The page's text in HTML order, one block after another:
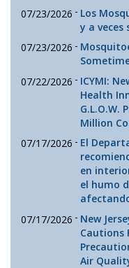
07/23/2026 - Los
y a veces
07/23/2026 -
07/22/2026 - ICYMI:
Health
G.L.O.W.
Million
07/17/2026 - El
en
el humo
07/17/2026 - New
Cautions
Air